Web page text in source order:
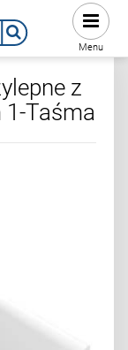
Menu
z
1-Taśma